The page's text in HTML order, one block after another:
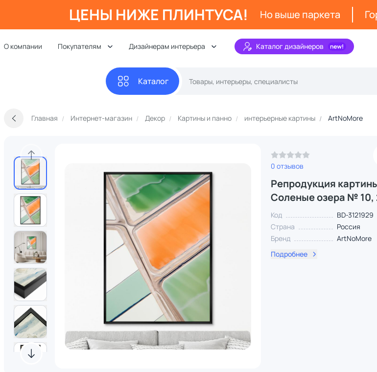
ЦЕНЫ НИЖЕ ПЛИНТУСА! Но выше паркета
О компании Покупателям Дизайнерам интерьера Каталог дизайнеров
Каталог
Главная Интернет-магазин Декор Картины и панно интерьерные картины ArtNoMore
0 отзывов
Репродукция
Соленые озера № 10,
Код
BD-3121929
Страна
Россия
Бренд
ArtNoMore
Подробнее